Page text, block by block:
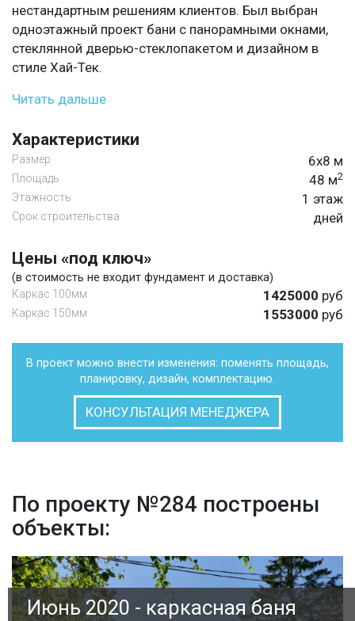
нестандартным решениям клиентов. Был выбран
одноэтажный проект бани с панорамными окнами,
стеклянной дверью-стеклопакетом и дизайном в
стиле Хай-Тек.
Читать дальше
Характеристики
Размер 6х8 м
Площадь 48 м2
Этажность 1 этаж
Срок строительства дней
Цены «под ключ»
(в стоимость не входит фундамент и доставка)
Каркас 100мм 1425000 руб
Каркас 150мм 1553000 руб
В проект можно внести изменения: поменять площадь,
планировку, дизайн, комплектацию.
КОНСУЛЬТАЦИЯ МЕНЕДЖЕРА
По проекту №284 построены
объекты:
Июнь 2020 - каркасная баня